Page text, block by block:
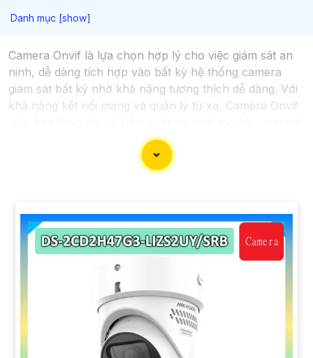
Camera Onvif là lựa chọn hợp lý cho việc giám sát an
ninh, dễ dàng tích hợp vào bất kỳ hệ thống camera
giám sát bất kỳ nhờ khả năng tương thích dễ dàng. Với
khả năng kết nối mạng và quản lý từ xa, Camera Onvif
một cách đơn giản. Sau đây là một số dòng camera
quan sát chất lượng dành cho bạn tham khảo.